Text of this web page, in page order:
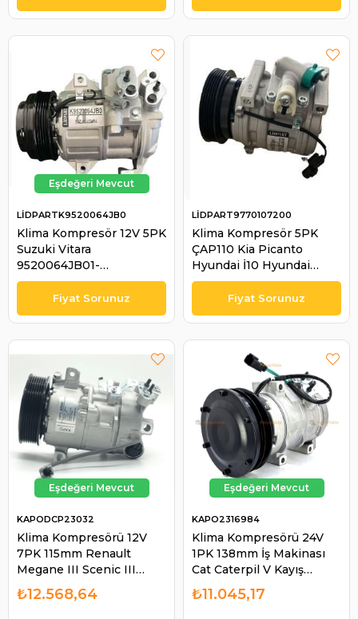
AKV200A408G /
LİDPART KAKV200A408G
Klima Kompresör 12V 5PK
Suzuki Vitara
9520064JB01-
9520164JB01-VALEO
813268 | LİDPART
K9520064JB0
LİDPARTK9520064JB0
Klima Kompresör 5PK
ÇAP110 Kia Picanto
Hyundai İ10 Hyundai
Accent CRDI 1,1
9770107200 | LİDPART
9770107200
LİDPART9770107200
Klima Kompresörü 12V
7PK 115mm Renault
Megane III Scenic III
1.6DCI Mercedes Vito Ym
Arkadan Valflı (W447) 109
KAPODCP23032
₺12.568,64
Klima Kompresörü 24V
1PK 138mm İş Makinası
Cat Caterpil V Kayış
DCP99807 2316984
Komatsu Kawasaki |
KAPO2316984
₺11.045,17